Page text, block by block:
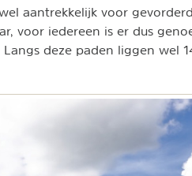
aantrekkelijk voor
voor iedereen is er dus
deze paden liggen wel